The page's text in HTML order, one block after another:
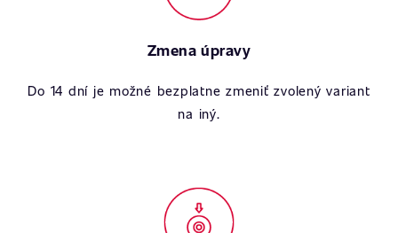
Zmena úpravy
Do 14 dní je možné bezplatne zmeniť zvolený variant
na iný.